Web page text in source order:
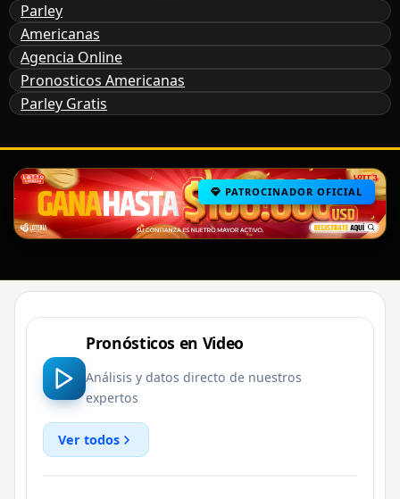
Parley
Americanas
Agencia Online
Pronosticos Americanas
Parley Gratis
PATROCINADOR OFICIAL
Pronósticos en Video
Análisis y datos directo de nuestros
expertos
Ver todos